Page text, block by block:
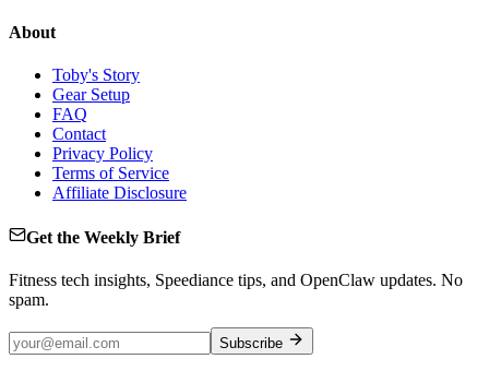
About
Toby's Story
Gear Setup
FAQ
Contact
Privacy Policy
Terms of Service
Affiliate Disclosure
Get the Weekly Brief
Fitness tech insights, Speediance tips, and OpenClaw updates. No
spam.
Subscribe